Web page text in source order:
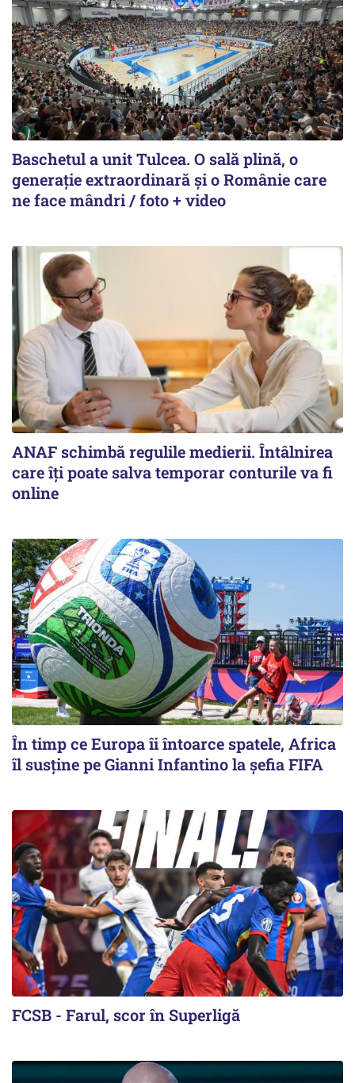
Baschetul a unit Tulcea. O sală plină, o
generație extraordinară și o Românie care
ne face mândri / foto + video
ANAF schimbă regulile medierii. Întâlnirea
care îți poate salva temporar conturile va fi
online
În timp ce Europa îi întoarce spatele, Africa
îl susține pe Gianni Infantino la șefia FIFA
FCSB - Farul, scor în Superligă